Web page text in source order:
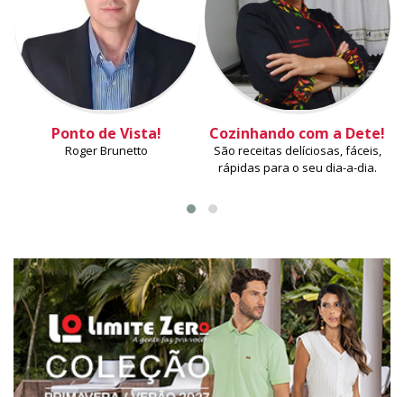
Ponto de Vista!
Roger Brunetto
Cozinhando com a Dete!
São receitas delíciosas, fáceis,
rápidas para o seu dia-a-dia.